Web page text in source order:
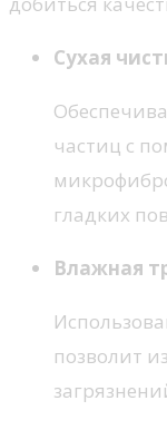
Сухая
частиц с
гладких
Влажная
позволит